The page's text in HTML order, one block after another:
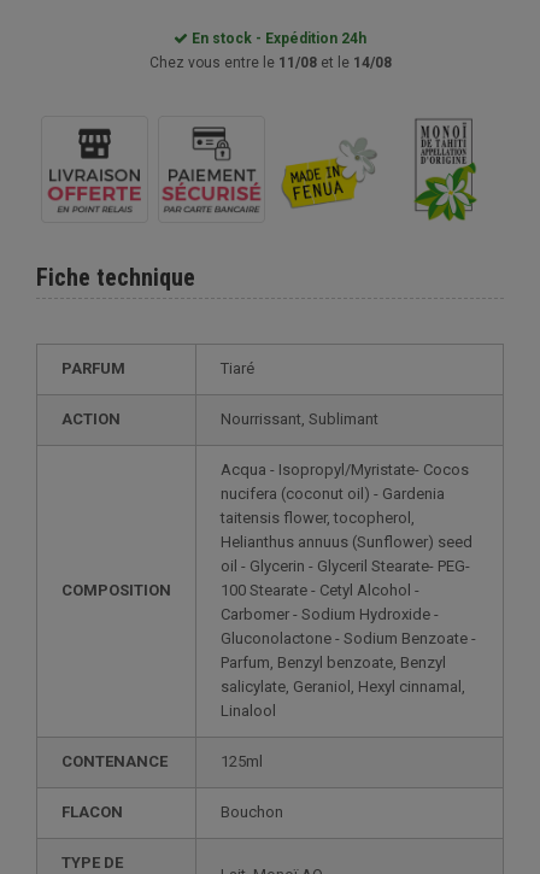
En stock - Expédition 24h
Chez vous entre le 11/08et le 14/08
Fiche technique
PARFUM Tiaré
ACTION Nourrissant, Sublimant
COMPOSITION
Acqua - Isopropyl/Myristate- Cocos
nucifera (coconut oil) - Gardenia
taitensis flower, tocopherol,
Helianthus annuus (Sunflower) seed
oil - Glycerin - Glyceril Stearate- PEG-
100 Stearate - Cetyl Alcohol -
Carbomer - Sodium Hydroxide -
Gluconolactone - Sodium Benzoate -
Parfum, Benzyl benzoate, Benzyl
salicylate, Geraniol, Hexyl cinnamal,
Linalool
CONTENANCE 125ml
FLACON Bouchon
TYPE DE